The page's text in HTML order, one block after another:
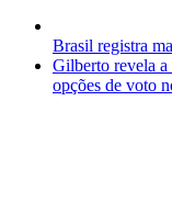
Brasil registra
Gilberto revela
opções de voto